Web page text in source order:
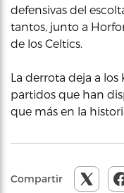
defensivas del
tantos, junto a
de los Celtics.
La derrota deja a
partidos que han
que más en la
Compartir